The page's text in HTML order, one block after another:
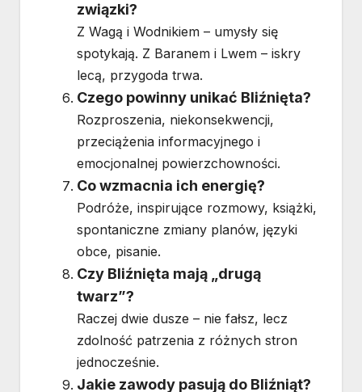
związki?
Z Wagą i Wodnikiem – umysły się
spotykają. Z Baranem i Lwem – iskry
lecą, przygoda trwa.
Czego powinny unikać Bliźnięta?
Rozproszenia, niekonsekwencji,
przeciążenia informacyjnego i
emocjonalnej powierzchowności.
Co wzmacnia ich energię?
Podróże, inspirujące rozmowy, książki,
spontaniczne zmiany planów, języki
obce, pisanie.
Czy Bliźnięta mają „drugą
twarz”?
Raczej dwie dusze – nie fałsz, lecz
zdolność patrzenia z różnych stron
jednocześnie.
Jakie zawody pasują do Bliźniąt?